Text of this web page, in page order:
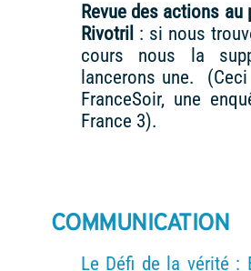
Revue des actions
Rivotril : si nous
cours nous la
lancerons une.
FranceSoir, une
France 3).
COMMUNICATION
Le Défi de la vérité :